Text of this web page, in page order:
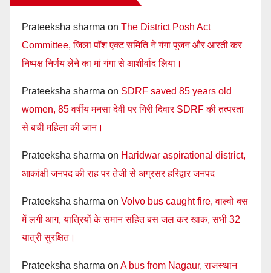
Prateeksha sharma on The District Posh Act
Committee, जिला पॉश एक्ट समिति ने गंगा पूजन और आरती कर
निष्पक्ष निर्णय लेने का मां गंगा से आशीर्वाद लिया।
Prateeksha sharma on SDRF saved 85 years old
women, 85 वर्षीय मनसा देवी पर गिरी दिवार SDRF की तत्परता
से बची महिला की जान।
Prateeksha sharma on Haridwar aspirational district,
आकांक्षी जनपद की राह पर तेजी से अग्रसर हरिद्वार जनपद
Prateeksha sharma on Volvo bus caught fire, वाल्वो बस
में लगी आग, यात्रियों के समान सहित बस जल कर खाक, सभी 32
यात्री सुरक्षित।
Prateeksha sharma on A bus from Nagaur, राजस्थान